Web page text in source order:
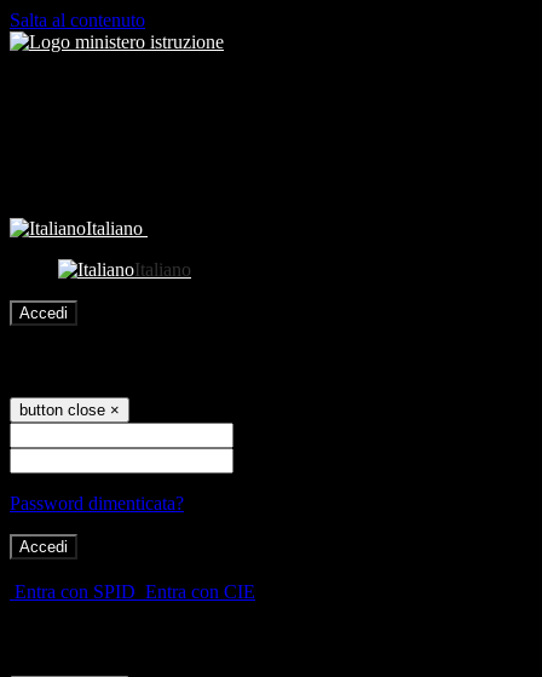
Salta al contenuto
Italiano
Italiano
Accedi
button close ×
Password dimenticata?
Entra con SPID Entra con CIE